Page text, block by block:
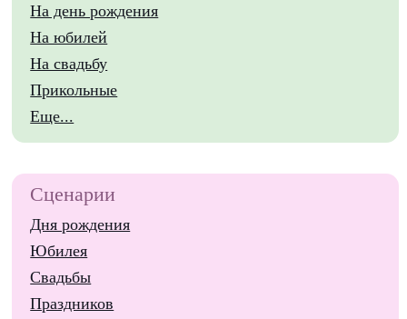
На день рождения
На юбилей
На свадьбу
Прикольные
Еще...
Сценарии
Дня рождения
Юбилея
Свадьбы
Праздников